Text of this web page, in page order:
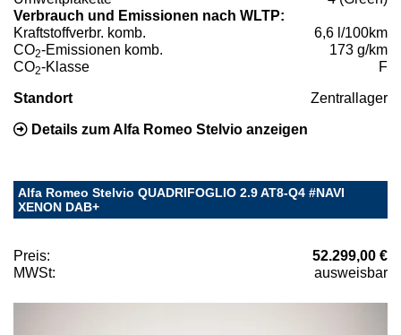
Verbrauch und Emissionen nach WLTP:
Kraftstoffverbr. komb.
6,6 l/100km
CO2-Emissionen komb.
173 g/km
CO2-Klasse F
Standort Zentrallager
Details zum Alfa Romeo Stelvio anzeigen
Alfa Romeo Stelvio QUADRIFOGLIO 2.9 AT8-Q4 #NAVI
XENON DAB+
Preis:
52.299,00 €
MWSt:
ausweisbar